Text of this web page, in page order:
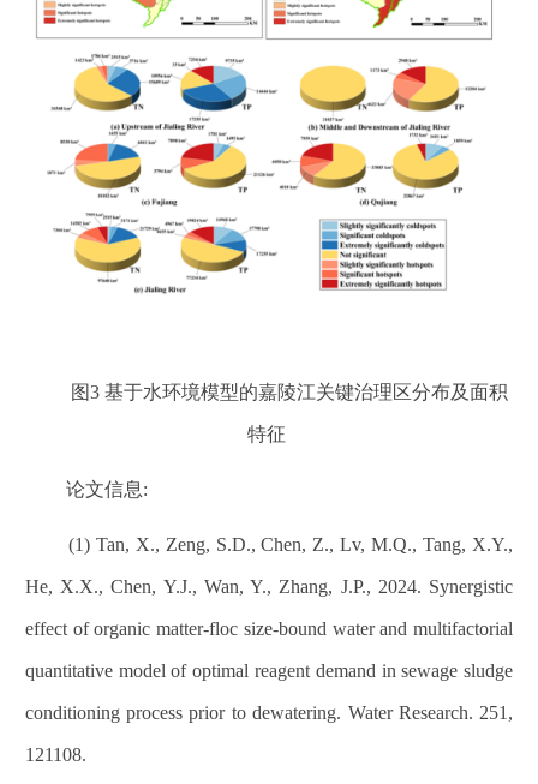
图3 基于水环境模型的嘉陵江关键治理区分布及面积
特征
论文信息:
(1) Tan, X., Zeng, S.D., Chen, Z., Lv, M.Q., Tang, X.Y.,
He, X.X., Chen, Y.J., Wan, Y., Zhang, J.P., 2024. Synergistic
effect of organic matter-floc size-bound water and multifactorial
quantitative model of optimal reagent demand in sewage sludge
conditioning process prior to dewatering. Water Research. 251,
121108.